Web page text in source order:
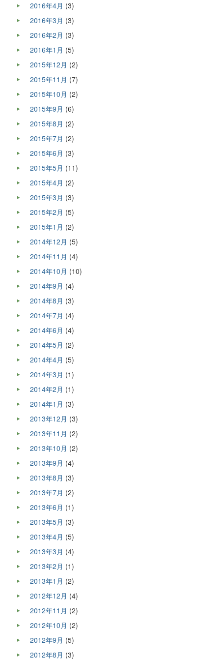
2016年4月 (3)
2016年3月 (3)
2016年2月 (3)
2016年1月 (5)
2015年12月 (2)
2015年11月 (7)
2015年10月 (2)
2015年9月 (6)
2015年8月 (2)
2015年7月 (2)
2015年6月 (3)
2015年5月 (11)
2015年4月 (2)
2015年3月 (3)
2015年2月 (5)
2015年1月 (2)
2014年12月 (5)
2014年11月 (4)
2014年10月 (10)
2014年9月 (4)
2014年8月 (3)
2014年7月 (4)
2014年6月 (4)
2014年5月 (2)
2014年4月 (5)
2014年3月 (1)
2014年2月 (1)
2014年1月 (3)
2013年12月 (3)
2013年11月 (2)
2013年10月 (2)
2013年9月 (4)
2013年8月 (3)
2013年7月 (2)
2013年6月 (1)
2013年5月 (3)
2013年4月 (5)
2013年3月 (4)
2013年2月 (1)
2013年1月 (2)
2012年12月 (4)
2012年11月 (2)
2012年10月 (2)
2012年9月 (5)
2012年8月 (3)